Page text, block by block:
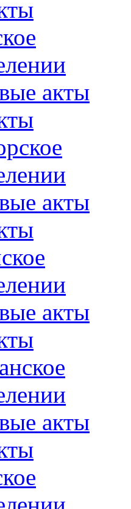
акты
акты
акты
акты